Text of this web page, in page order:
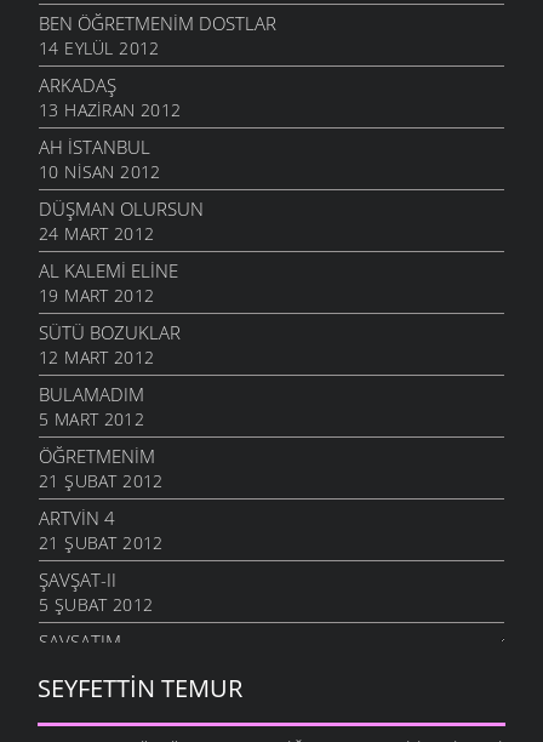
BEN ÖĞRETMENIM DOSTLAR
14 EYLÜL 2012
ARKADAŞ
13 HAZIRAN 2012
AH İSTANBUL
10 NISAN 2012
DÜŞMAN OLURSUN
24 MART 2012
AL KALEMI ELINE
19 MART 2012
SÜTÜ BOZUKLAR
12 MART 2012
BULAMADIM
5 MART 2012
ÖĞRETMENIM
21 ŞUBAT 2012
ARTVIN 4
21 ŞUBAT 2012
ŞAVŞAT-II
5 ŞUBAT 2012
ŞAVŞATIM
METINE
17 OCAK 2012
SEYFETTIN TEMUR